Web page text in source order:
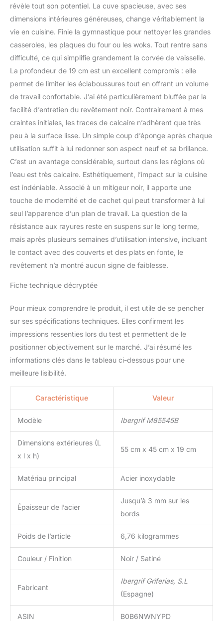
révèle tout son potentiel. La cuve spacieuse, avec ses
dimensions intérieures généreuses, change véritablement la
vie en cuisine. Finie la gymnastique pour nettoyer les grandes
casseroles, les plaques du four ou les woks. Tout rentre sans
difficulté, ce qui simplifie grandement la corvée de vaisselle.
La profondeur de 19 cm est un excellent compromis : elle
permet de limiter les éclaboussures tout en offrant un volume
de travail confortable. J’ai été particulièrement bluffée par la
facilité d’entretien du revêtement noir. Contrairement à mes
craintes initiales, les traces de calcaire n’adhèrent que très
peu à la surface lisse. Un simple coup d’éponge après chaque
utilisation suffit à lui redonner son aspect neuf et sa brillance.
C’est un avantage considérable, surtout dans les régions où
l’eau est très calcaire. Esthétiquement, l’impact sur la cuisine
est indéniable. Associé à un mitigeur noir, il apporte une
touche de modernité et de cachet qui peut transformer à lui
seul l’apparence d’un plan de travail. La question de la
résistance aux rayures reste en suspens sur le long terme,
mais après plusieurs semaines d’utilisation intensive, incluant
le contact avec des couverts et des plats en fonte, le
revêtement n’a montré aucun signe de faiblesse.
Fiche technique décryptée
Pour mieux comprendre le produit, il est utile de se pencher
sur ses spécifications techniques. Elles confirment les
impressions ressenties lors du test et permettent de le
positionner objectivement sur le marché. J’ai résumé les
informations clés dans le tableau ci-dessous pour une
meilleure lisibilité.
Caractéristique Valeur
Modèle Ibergrif M85545B
Dimensions extérieures (L
x l x h)
55 cm x 45 cm x 19 cm
Matériau principal Acier inoxydable
Épaisseur de l’acier
Jusqu’à 3 mm sur les
bords
Poids de l’article 6,76 kilogrammes
Couleur / Finition Noir / Satiné
Fabricant
Ibergrif Griferias, S.L
(Espagne)
ASIN B0B6NWNYPD